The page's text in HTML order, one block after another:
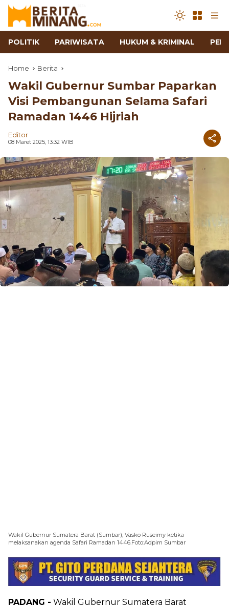
POLITIK PARIWISATA HUKUM & KRIMINAL
Home Berita
Wakil Gubernur Sumbar Paparkan
Visi Pembangunan Selama Safari
Ramadan 1446 Hijriah
Editor
08 Maret 2025, 13:32 WIB
Wakil Gubernur Sumatera Barat (Sumbar), Vasko Ruseimy ketika
melaksanakan agenda Safari Ramadan 1446.Foto:Adpim Sumbar
PADANG - Wakil Gubernur Sumatera Barat